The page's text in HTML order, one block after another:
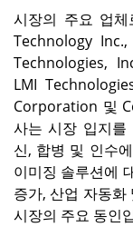
시장의 주요 업
Technology
Technologies,
LMI
Corporation 및
사는 시장 입지를
신, 합병 및 인수
이미징 솔루션에
증가, 산업 자동
시장의 주요 동인